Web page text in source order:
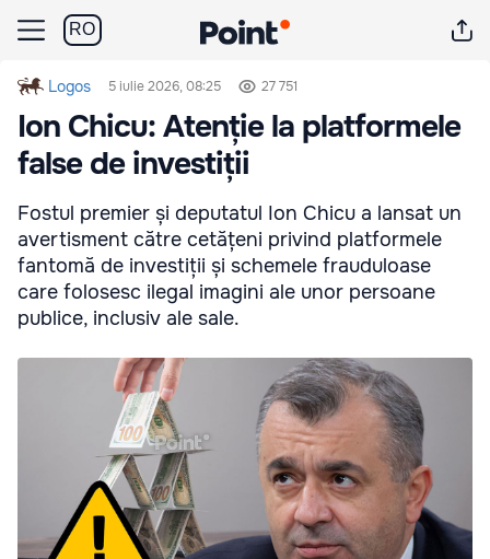
RO
Logos 5 iulie 2026, 08:25 27 751
Ion Chicu: Atenție la platformele
false de investiții
Fostul premier și deputatul Ion Chicu a lansat un
avertisment către cetățeni privind platformele
fantomă de investiții și schemele frauduloase
care folosesc ilegal imagini ale unor persoane
publice, inclusiv ale sale.